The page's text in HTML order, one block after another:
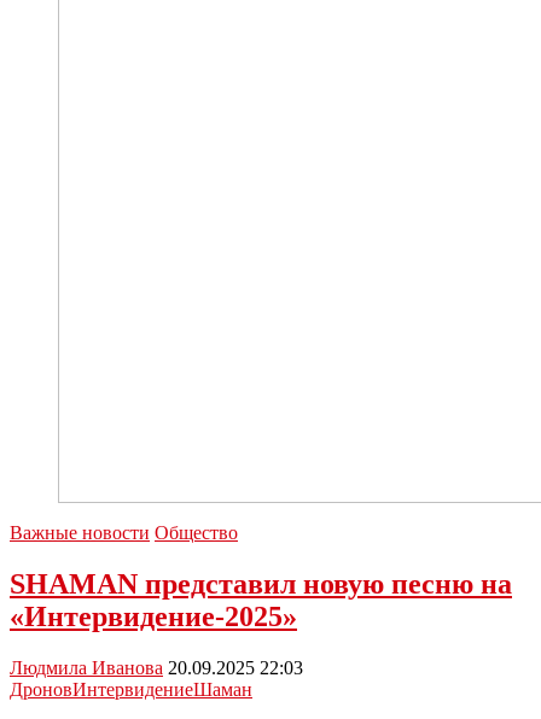
Важные новости Общество
SHAMAN представил новую песню на
«Интервидение-2025»
Людмила Иванова 20.09.2025 22:03
ДроновИнтервидениеШаман